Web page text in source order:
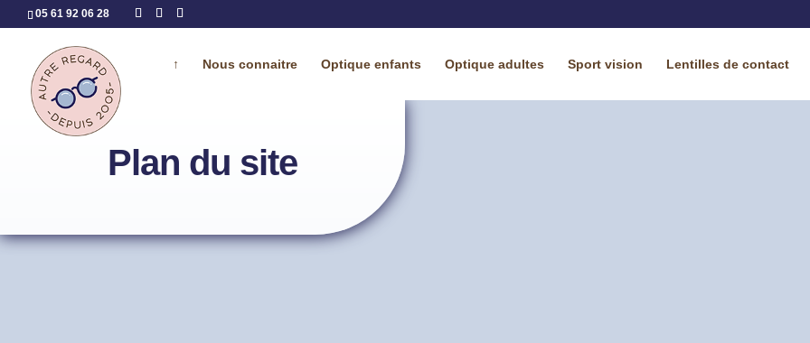
05 61 92 06 28
↑ Nous connaitre Optique enfants Optique adultes Sport vision Lentilles de contact
Plan du site